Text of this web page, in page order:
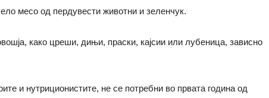
месо од пердувести животни и зеленчук.
како цреши, дињи, праски, кајсии или лубеница, зависно
и нутриционистите, не се потребни во првата година од